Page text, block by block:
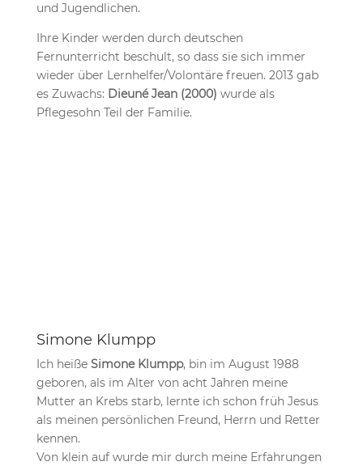
und Jugendlichen.
Ihre Kinder werden durch deutschen
Fernunterricht beschult, so dass sie sich immer
wieder über Lernhelfer/Volontäre freuen. 2013 gab
es Zuwachs: Dieuné Jean (2000) wurde als
Pflegesohn Teil der Familie.
Simone Klumpp
Ich heiße Simone Klumpp, bin im August 1988
geboren, als im Alter von acht Jahren meine
Mutter an Krebs starb, lernte ich schon früh Jesus
als meinen persönlichen Freund, Herrn und Retter
kennen.
Von klein auf wurde mir durch meine Erfahrungen